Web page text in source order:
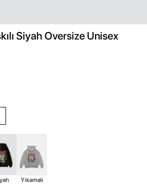
Siyah Oversize Unisex
Yıkamalı